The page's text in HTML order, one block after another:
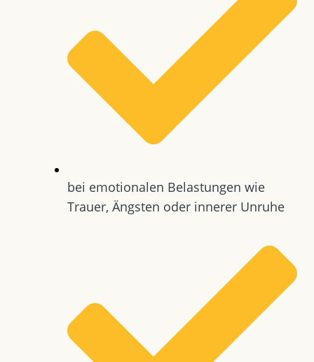
bei emotionalen Belastungen wie
Trauer, Ängsten oder innerer Unruhe